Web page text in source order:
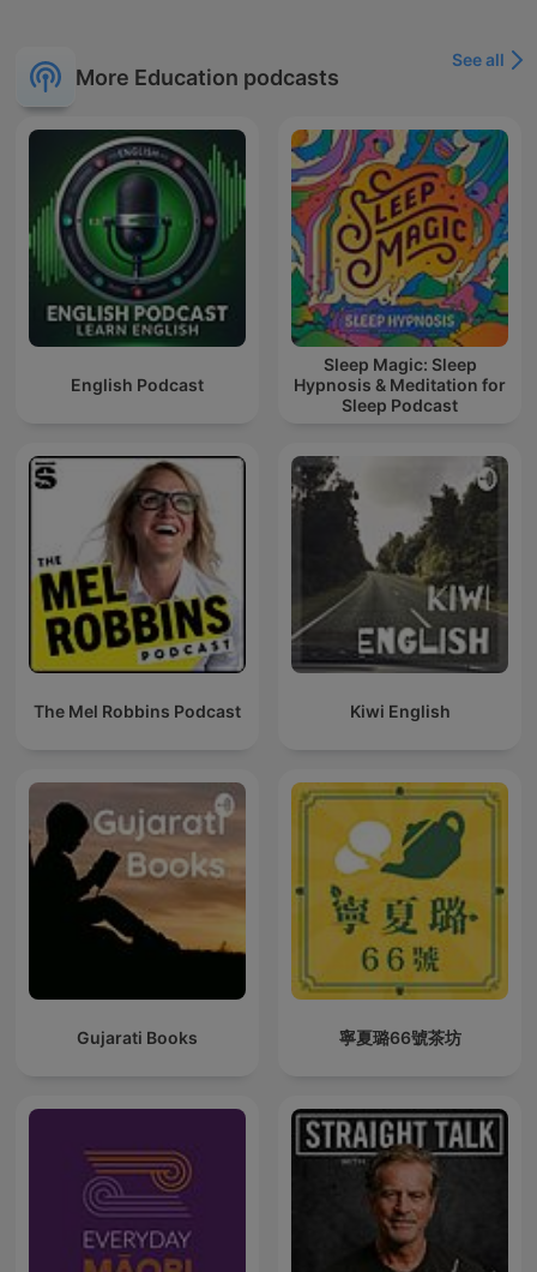
More Education podcasts
See all
English Podcast
Sleep Magic: Sleep
Hypnosis & Meditation for
Sleep Podcast
The Mel Robbins Podcast Kiwi English
Gujarati Books 寧夏璐66號茶坊